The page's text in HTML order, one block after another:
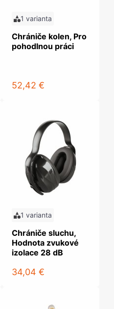
1 varianta
Chrániče kolen, Pro
pohodlnou práci
52,42 €
1 varianta
Chrániče sluchu,
Hodnota zvukové
izolace 28 dB
34,04 €